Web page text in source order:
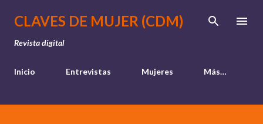
Ir al contenido principal
CLAVES DE MUJER (CDM)
Revista digital
Inicio Entrevistas Mujeres Más…